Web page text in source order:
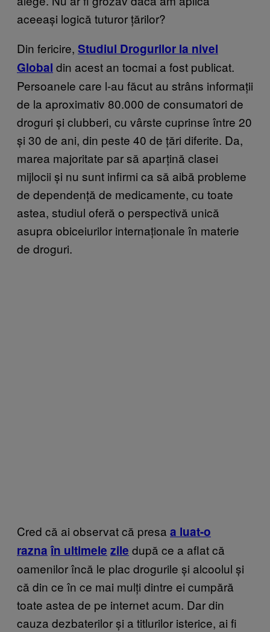
aceeași logică tuturor țărilor?
Din fericire, Studiul Drogurilor la nivel
Global din acest an tocmai a fost publicat.
Persoanele care l-au făcut au strâns informații
de la aproximativ 80.000 de consumatori de
droguri și clubberi, cu vârste cuprinse între 20
și 30 de ani, din peste 40 de țări diferite. Da,
marea majoritate par să aparțină clasei
mijlocii și nu sunt infirmi ca să aibă probleme
de dependență de medicamente, cu toate
astea, studiul oferă o perspectivă unică
asupra obiceiurilor internaționale în materie
de droguri.
Cred că ai observat că presa a luat-o
razna în ultimele zile după ce a aflat că
oamenilor încă le plac drogurile și alcoolul și
că din ce în ce mai mulți dintre ei cumpără
toate astea de pe internet acum. Dar din
cauza dezbaterilor și a titlurilor isterice, ai fi